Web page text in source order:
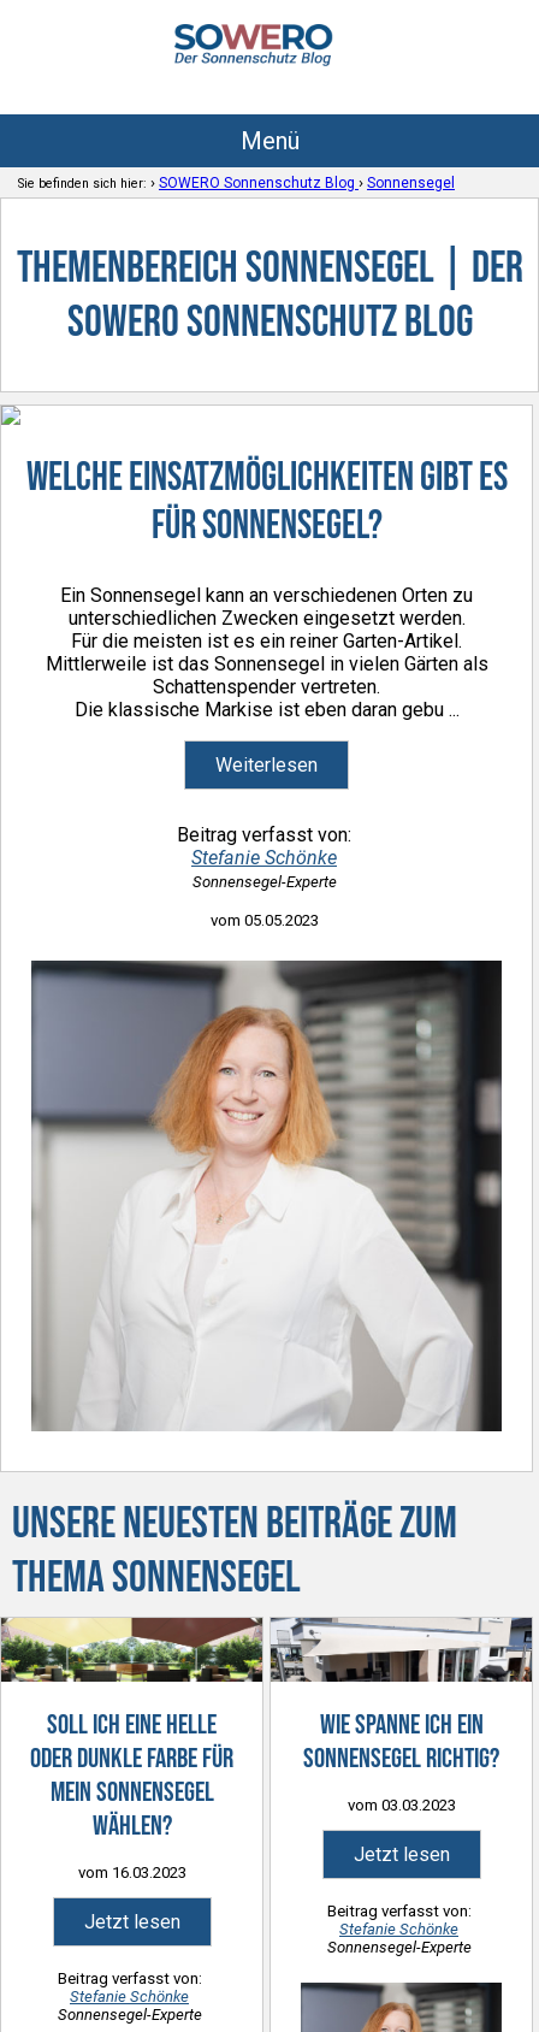
Menü
Sie befinden sich hier: › SOWERO Sonnenschutz Blog › Sonnensegel
Themenbereich Sonnensegel | Der
SOWERO Sonnenschutz Blog
Welche Einsatzmöglichkeiten gibt es
für Sonnensegel?
Ein Sonnensegel kann an verschiedenen Orten zu
unterschiedlichen Zwecken eingesetzt werden.
Für die meisten ist es ein reiner Garten-Artikel.
Mittlerweile ist das Sonnensegel in vielen Gärten als
Schattenspender vertreten.
Die klassische Markise ist eben daran gebu ...
Weiterlesen
Beitrag verfasst von:
Stefanie Schönke
Sonnensegel-Experte
vom 05.05.2023
Unsere neuesten Beiträge zum
Thema Sonnensegel
Soll ich eine helle
oder dunkle Farbe für
mein Sonnensegel
wählen?
vom 16.03.2023
Jetzt lesen
Beitrag verfasst von:
Stefanie Schönke
Sonnensegel-Experte
Wie spanne ich ein
Sonnensegel richtig?
vom 03.03.2023
Jetzt lesen
Beitrag verfasst von:
Stefanie Schönke
Sonnensegel-Experte